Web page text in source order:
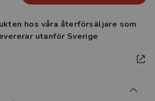
hos våra återförsäljare som
utanför Sverige